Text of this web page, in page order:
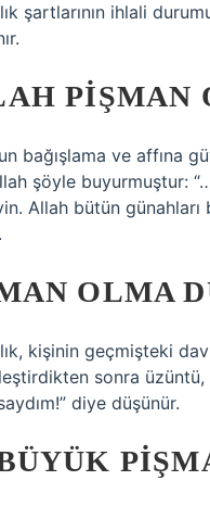
şartlarının ihlali
PIŞMAN
bağışlama ve affına
şöyle buyurmuştur:
Allah bütün günahları
OLMA
kişinin geçmişteki
sonra üzüntü,
diye düşünür.